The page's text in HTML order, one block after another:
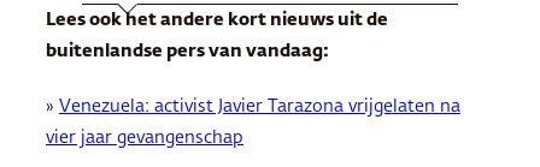
Lees ook het andere kort nieuws uit de
buitenlandse pers van vandaag:
» Venezuela: activist Javier Tarazona vrijgelaten na
vier jaar gevangenschap